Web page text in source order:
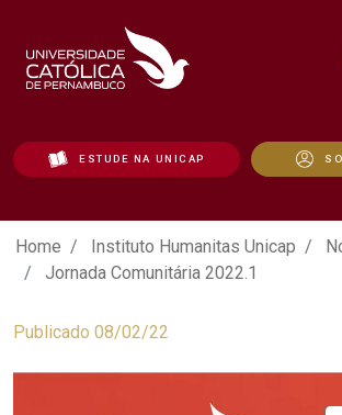
ESTUDE NA UNICAP
Jornada Comunitária
Home Instituto Humanitas Unicap
Jornada Comunitária 2022.1
Publicado 08/02/22